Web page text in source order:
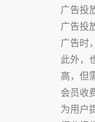
广告投
广告投
广告时
此外，
高，但
会员收
为用户